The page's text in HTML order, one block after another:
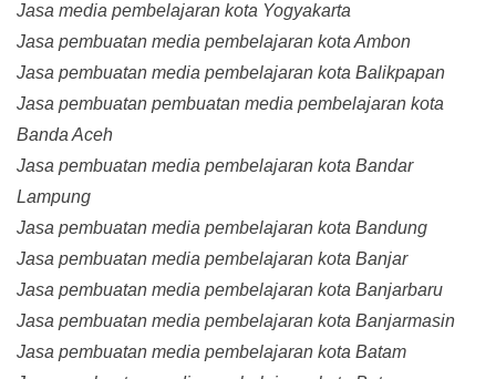
Jasa media pembelajaran kota Yogyakarta
Jasa pembuatan media pembelajaran kota Ambon
Jasa pembuatan media pembelajaran kota Balikpapan
Jasa pembuatan pembuatan media pembelajaran kota
Banda Aceh
Jasa pembuatan media pembelajaran kota Bandar
Lampung
Jasa pembuatan media pembelajaran kota Bandung
Jasa pembuatan media pembelajaran kota Banjar
Jasa pembuatan media pembelajaran kota Banjarbaru
Jasa pembuatan media pembelajaran kota Banjarmasin
Jasa pembuatan media pembelajaran kota Batam